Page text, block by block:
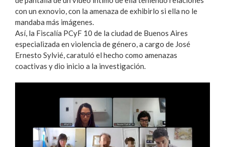
con un exnovio, con la amenaza de exhibirlo si ella no le
mandaba más imágenes.
Así, la Fiscalía PCyF 10 de la ciudad de Buenos Aires
especializada en violencia de género, a cargo de José
Ernesto Sylvié, caratuló el hecho como amenazas
coactivas y dio inicio a la investigación.